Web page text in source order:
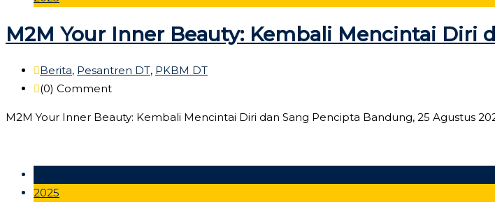
M2M Your Inner Beauty: Kembali Mencintai Diri
Berita, Pesantren DT, PKBM DT
(0) Comment
M2M Your Inner Beauty: Kembali Mencintai Diri dan Sang Pencipta Bandung, 25 Agustus
2025